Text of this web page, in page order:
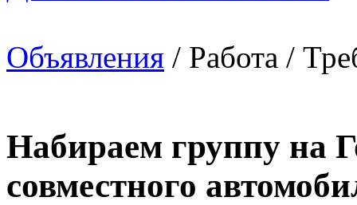
Объявления / Работа /
Набираем группу на
совместного